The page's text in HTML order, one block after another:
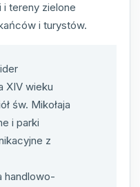
tereny zielone
i turystów.
XIV wieku
św. Mikołaja
i parki
z
handlowo-